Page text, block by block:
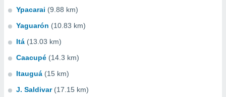
Ypacarai (9.88 km)
Yaguarón (10.83 km)
Itá (13.03 km)
Caacupé (14.3 km)
Itauguá (15 km)
J. Saldivar (17.15 km)